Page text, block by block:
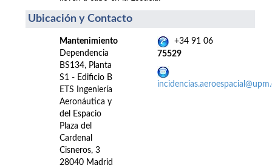
Ubicación y Contacto
Mantenimiento
Dependencia
BS134, Planta
S1 - Edificio B
ETS Ingeniería
Aeronáutica y
del Espacio
Plaza del
Cardenal
Cisneros, 3
28040 Madrid
+34 91 06
75529